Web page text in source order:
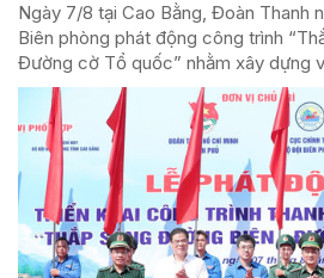
Ngày 7/8 tại Cao Bằng, Đoàn Thanh
Biên phòng phát động công trình
Đường cờ Tổ quốc” nhằm xây dựng